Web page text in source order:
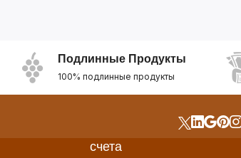
Подлинные Продукты
100% подлинные продукты
счета